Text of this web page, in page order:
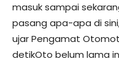
masuk sampai
pasang apa-apa di
ujar Pengamat
detikOto belum lama